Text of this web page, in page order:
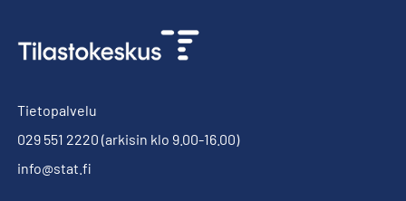
Tietopalvelu
029 551 2220 (arkisin klo 9.00-16.00)
info@stat.fi